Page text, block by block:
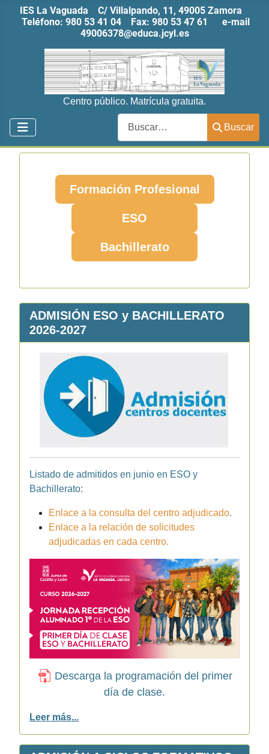
IES La Vaguada C/ Villalpando, 11, 49005 Zamora
Teléfono: 980 53 41 04 Fax: 980 53 47 61 e-mail
49006378@educa.jcyl.es
Centro público. Matrícula gratuita.
Buscar
Formación Profesional
ESO
Bachillerato
ADMISIÓN ESO y BACHILLERATO
2026-2027
Listado de admitidos en junio en ESO y
Bachillerato:
Enlace a la consulta del centro adjudicado.
Enlace a la relación de solicitudes
adjudicadas en cada centro.
Descarga la programación del primer
día de clase.
Leer más...